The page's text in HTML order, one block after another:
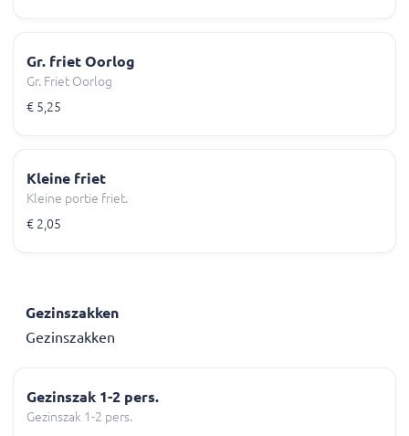
Gr. friet Oorlog
Gr. Friet Oorlog
€ 5,25
Kleine friet
Kleine portie friet.
€ 2,05
Gezinszakken
Gezinszakken
Gezinszak 1-2 pers.
Gezinszak 1-2 pers.